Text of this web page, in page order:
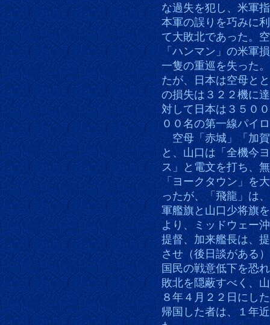
な過失を犯し、米軍
本軍の誤りを巧みに
て大敗北であった。
「ハンマン」の米軍
一隻の重巡を失った
たが、日本は空母と
の損失は３２２機に
対して日本は３５０
００名の第一線パイ
空母「赤城」「加賀
と、山口は「全機今
ス」と電文を打ち、
「ヨークタウン」を
ったが、「飛龍」は
軍艦旗と山口少将旗
より、ミッドウェー
提督、加来艦長は、
させ（後日談がある
国民の戦意低下を恐
敗北を隠蔽すべく、
８年４月２２日にし
帰国した者は、１年